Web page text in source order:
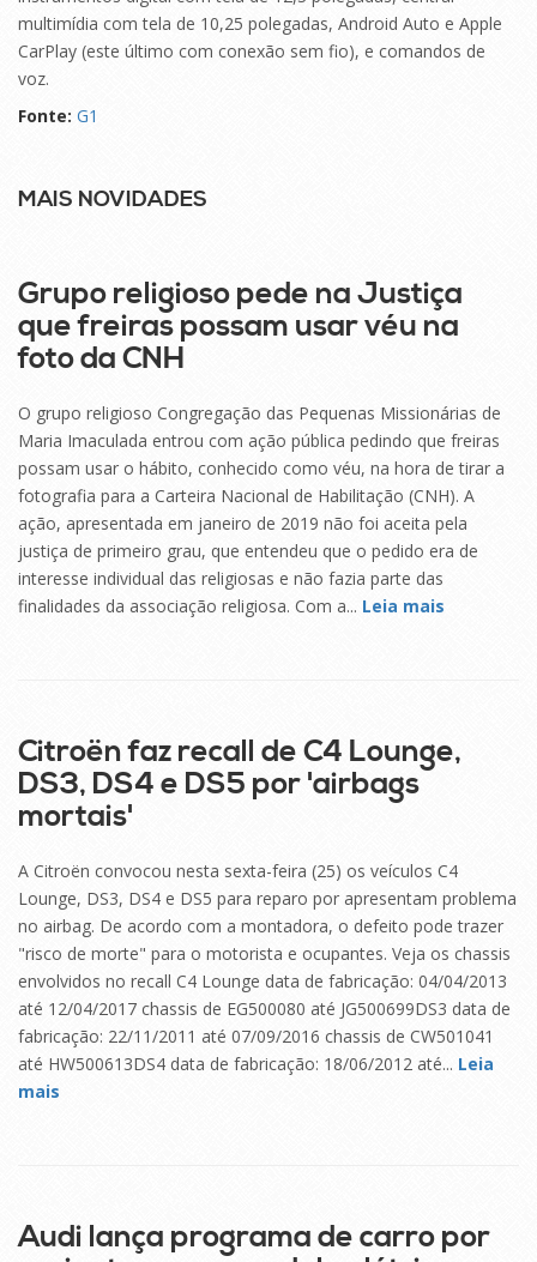
multimídia com tela de 10,25 polegadas, Android Auto e Apple
CarPlay (este último com conexão sem fio), e comandos de
voz.
Fonte: G1
MAIS NOVIDADES
Grupo religioso pede na Justiça
que freiras possam usar véu na
foto da CNH
O grupo religioso Congregação das Pequenas Missionárias de
Maria Imaculada entrou com ação pública pedindo que freiras
possam usar o hábito, conhecido como véu, na hora de tirar a
fotografia para a Carteira Nacional de Habilitação (CNH). A
ação, apresentada em janeiro de 2019 não foi aceita pela
justiça de primeiro grau, que entendeu que o pedido era de
interesse individual das religiosas e não fazia parte das
finalidades da associação religiosa. Com a... Leia mais
Citroën faz recall de C4 Lounge,
DS3, DS4 e DS5 por 'airbags
mortais'
A Citroën convocou nesta sexta-feira (25) os veículos C4
Lounge, DS3, DS4 e DS5 para reparo por apresentam problema
no airbag. De acordo com a montadora, o defeito pode trazer
"risco de morte" para o motorista e ocupantes. Veja os chassis
envolvidos no recall C4 Lounge data de fabricação: 04/04/2013
até 12/04/2017 chassis de EG500080 até JG500699DS3 data de
fabricação: 22/11/2011 até 07/09/2016 chassis de CW501041
até HW500613DS4 data de fabricação: 18/06/2012 até... Leia
mais
Audi lança programa de carro por